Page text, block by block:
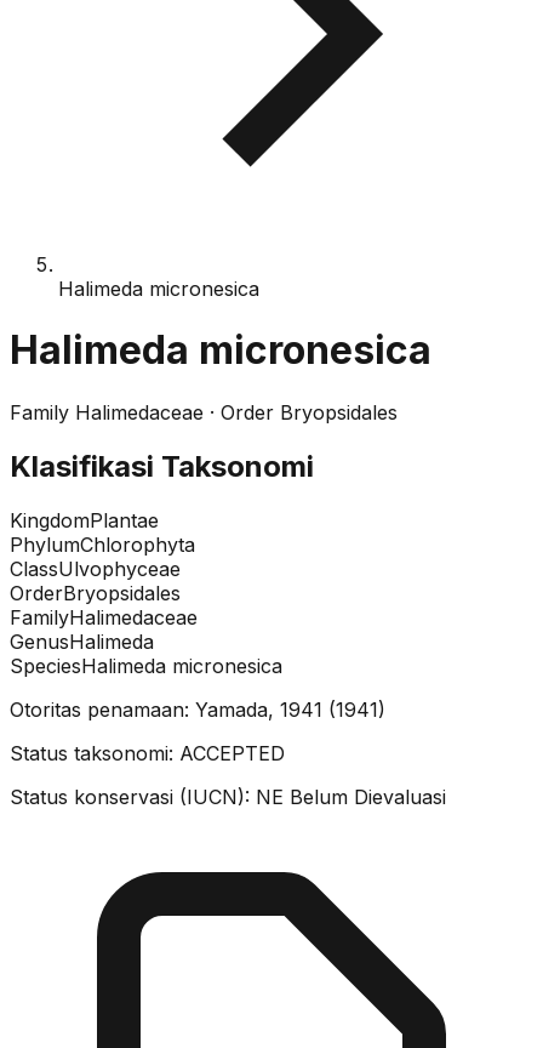
Halimeda micronesica
Halimeda micronesica
Family Halimedaceae · Order Bryopsidales
Klasifikasi Taksonomi
KingdomPlantae
PhylumChlorophyta
ClassUlvophyceae
OrderBryopsidales
FamilyHalimedaceae
GenusHalimeda
SpeciesHalimeda micronesica
Otoritas penamaan: Yamada, 1941 (1941)
Status taksonomi: ACCEPTED
Status konservasi (IUCN): NE Belum Dievaluasi